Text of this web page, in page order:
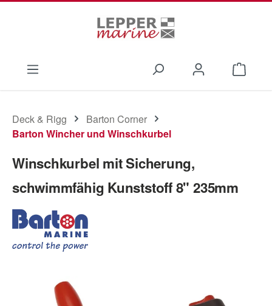
Deck & Rigg
Barton Corner
Barton Wincher und Winschkurbel
Winschkurbel mit Sicherung,
schwimmfähig Kunststoff 8" 235mm
Bildergalerie überspringen